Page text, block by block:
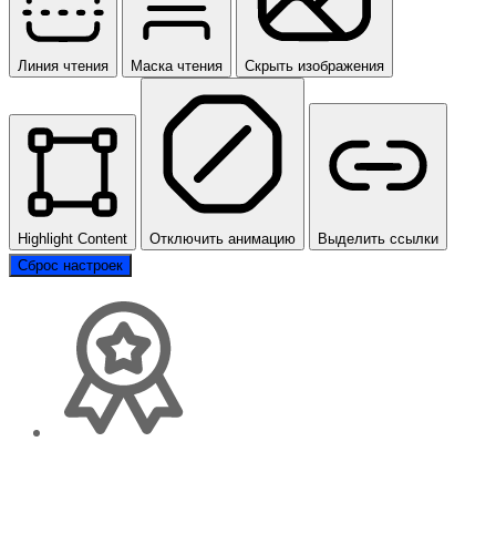
Линия чтения Маска чтения Скрыть изображения
Highlight Content Отключить анимацию
Выделить ссылки
Сброс настроек